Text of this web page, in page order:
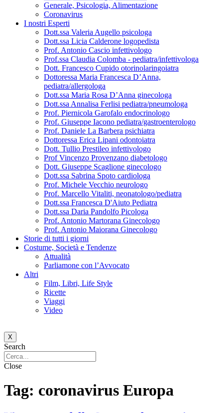
Generale, Psicologia, Alimentazione
Coronavirus
I nostri Esperti
Dott.ssa Valeria Augello psicologa
Dott.ssa Licia Calderone logopedista
Prof. Antonio Cascio infettivologo
Prof.ssa Claudia Colomba - pediatra/infettivologa
Dott. Francesco Cupido otorinolaringoiatra
Dottoressa Maria Francesca D’Anna,
pediatra/allergologa
Dott.ssa Maria Rosa D’Anna ginecologa
Dott.ssa Annalisa Ferlisi pediatra/pneumologa
Prof. Piernicola Garofalo endocrinologo
Prof. Giuseppe Iacono pediatra/gastroenterologo
Prof. Daniele La Barbera psichiatra
Dottoressa Erica Lipani odontoiatra
Dott. Tullio Prestileo infettivologo
Prof Vincenzo Provenzano diabetologo
Dott. Giuseppe Scaglione ginecologo
Dott.ssa Sabrina Spoto cardiologa
Prof. Michele Vecchio neurologo
Prof. Marcello Vitaliti, neonatologo/pediatra
Dott.ssa Francesca D'Aiuto Pediatra
Dott.ssa Daria Pandolfo Picologa
Prof. Antonio Martorana Ginecologo
Prof. Antonio Maiorana Ginecologo
Storie di tutti i giorni
Costume, Società e Tendenze
Attualità
Parliamone con l’Avvocato
Altri
Film, Libri, Life Style
Ricette
Viaggi
Video
X
Search
Close
Tag: coronavirus Europa